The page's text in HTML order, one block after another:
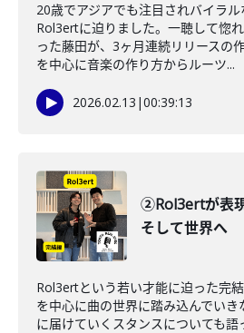
20歳でアジアでも注目されバイラ
Rol3ertに迫りました。一聴して惚
った藤田が、3ヶ月連続リリースの
を中心に音楽の作り方からルーツ...
2026.02.13 |00:39:13
②Rol3ertが表
そして世界へ
Rol3ertという若い才能に迫った完
を中心に曲の世界に踏み込んでいき
に届けていくスタンスについても語